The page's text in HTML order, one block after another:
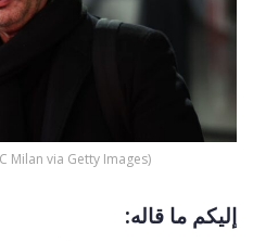
Milan via Getty Images)
إليكم ما قاله: